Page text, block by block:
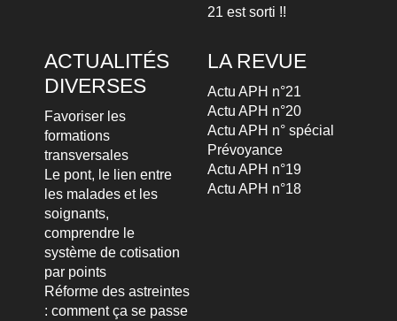
21 est sorti !!
ACTUALITÉS
DIVERSES
Favoriser les
formations
transversales
Le pont, le lien entre
les malades et les
soignants,
comprendre le
système de cotisation
par points
Réforme des astreintes
: comment ça se passe
LA REVUE
Actu APH n°21
Actu APH n°20
Actu APH n° spécial
Prévoyance
Actu APH n°19
Actu APH n°18